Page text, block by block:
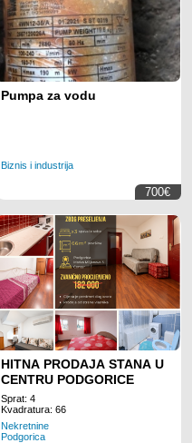
Pumpa za vodu
Biznis i industrija
700€
HITNA PRODAJA STANA U
CENTRU PODGORICE
Sprat: 4
Kvadratura: 66
Nekretnine
Podgorica